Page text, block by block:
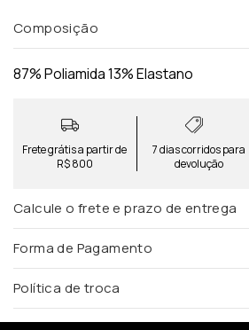
Composição
87% Poliamida 13% Elastano
Frete grátis a partir de
R$ 800
7 dias corridos para
devolução
Calcule o frete e prazo de entrega
Forma de Pagamento
Política de troca